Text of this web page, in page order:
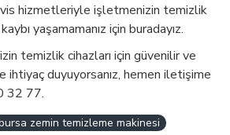
hizmetleriyle işletmenizin temizlik
yaşamamanız için buradayız.
temizlik cihazları için güvenilir ve
ihtiyaç duyuyorsanız, hemen iletişime
32 77.
zemin temizleme makinesi